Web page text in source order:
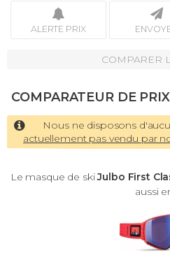
ALERTE PRIX
COMPARER
COMPARATEUR DE PRIX
Nous ne disposons
actuellement pas vendu par
Le masque de skiJulbo First
aussi